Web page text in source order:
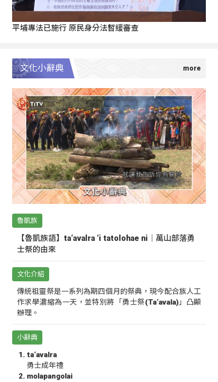
平埔專法已施行 原民身分法暫緩審查
文化小辭典
魯凱族
【魯凱族語】ta‘avalra ‘i tatolohae ni｜萬山部落勇
士祭的由來
文化介紹
傳統祖靈祭是一系列為期四個月的祭典，現今配合族人工
作求學濃縮為一天，並特別將「勇士祭(Ta‘avala)」凸顯
辦理。
小辭典
ta‘avalra
勇士成年禮
molapangolai